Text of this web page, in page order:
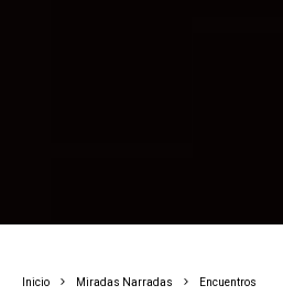
Inicio Miradas Narradas Encuentros